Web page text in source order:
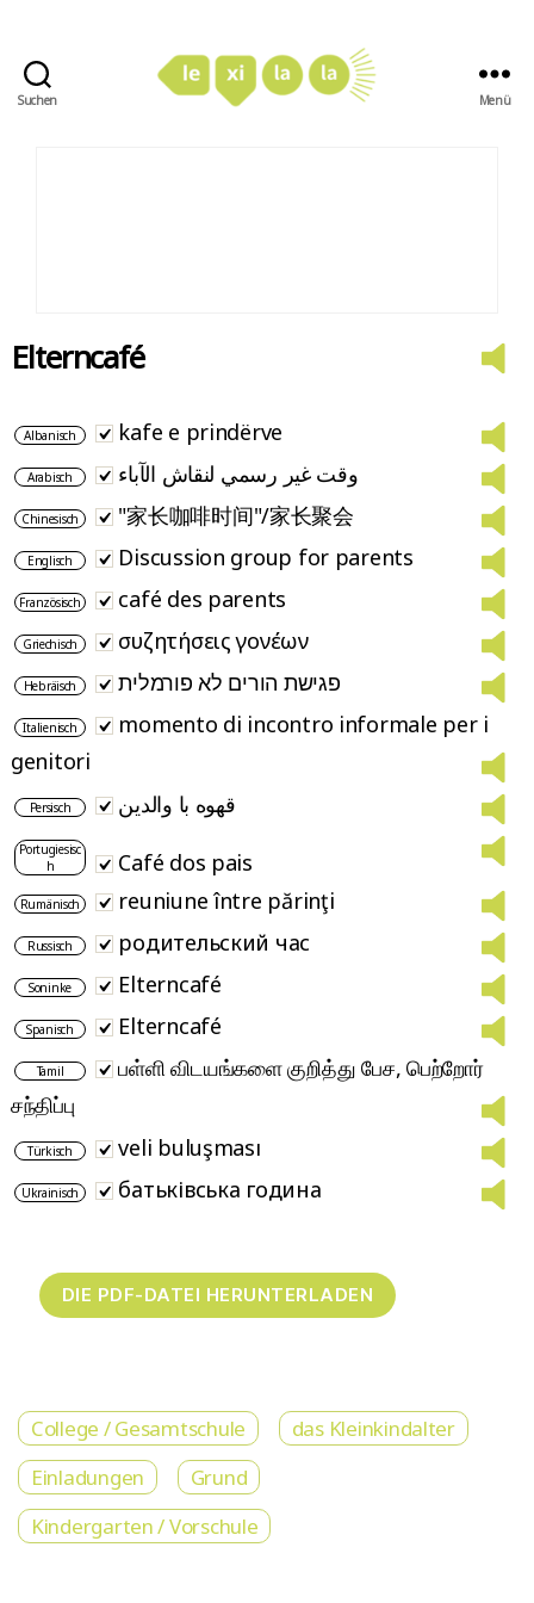
Suchen Menü
Elterncafé
Albanisch kafe e prindërve
Arabisch وقت غير رسمي لنقاش الآباء
Chinesisch "家长咖啡时间"/家长聚会
Englisch Discussion group for parents
Französisch café des parents
Griechisch συζητήσεις γονέων
Hebräisch פגישת הורים לא פורמלית
Italienisch
momento di incontro informale per i
genitori
Persisch قهوه با والدین
Portugiesisc
h
Café dos pais
Rumänisch reuniune între părinţi
Russisch родительский час
Soninke Elterncafé
Spanisch Elterncafé
Tamil
பள்ளி விடயங்களை குறித்து பேச, பெற்றோர்
சந்திப்பு
Türkisch veli buluşması
Ukrainisch батьківська година
College / Gesamtschule
das Kleinkindalter
Einladungen
Grund
Kindergarten / Vorschule